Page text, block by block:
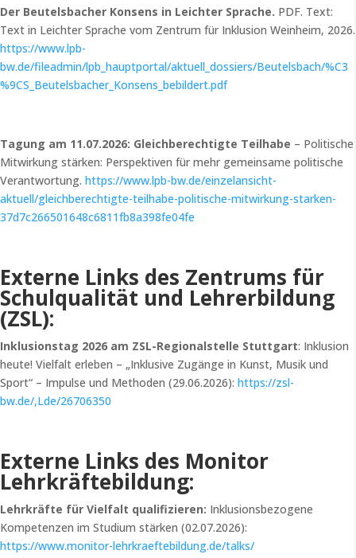
Der Beutelsbacher Konsens in Leichter Sprache. PDF. Text:
Text in Leichter Sprache vom Zentrum für Inklusion Weinheim, 2026.
https://www.lpb-
bw.de/fileadmin/lpb_hauptportal/aktuell_dossiers/Beutelsbach/%C3
%9CS_Beutelsbacher_Konsens_bebildert.pdf
Tagung am 11.07.2026: Gleichberechtigte Teilhabe – Politische
Mitwirkung stärken: Perspektiven für mehr gemeinsame politische
Verantwortung. https://www.lpb-bw.de/einzelansicht-
aktuell/gleichberechtigte-teilhabe-politische-mitwirkung-starken-
37d7c266501648c6811fb8a398fe04fe
Externe Links des Zentrums für
Schulqualität und Lehrerbildung
(ZSL):
Inklusionstag 2026 am ZSL-Regionalstelle Stuttgart: Inklusion
heute! Vielfalt erleben – „Inklusive Zugänge in Kunst, Musik und
Sport“ – Impulse und Methoden (29.06.2026): https://zsl-
bw.de/,Lde/26706350
Externe Links des Monitor
Lehrkräftebildung:
Lehrkräfte für Vielfalt qualifizieren: Inklusionsbezogene
Kompetenzen im Studium stärken (02.07.2026):
https://www.monitor-lehrkraeftebildung.de/talks/